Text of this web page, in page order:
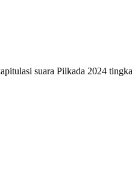
suara Pilkada 2024